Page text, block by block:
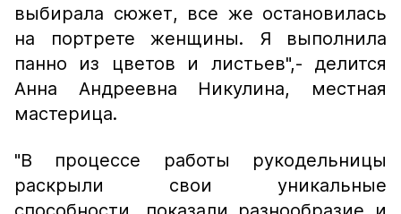
выбирала сюжет, все же остановилась
на портрете женщины. Я выполнила
панно из цветов и листьев",- делится
Анна Андреевна Никулина, местная
мастерица.
"В процессе работы рукодельницы
раскрыли свои уникальные